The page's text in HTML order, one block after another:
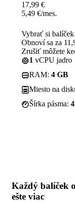
17,99 €
5,49 €/mes.
Vybrať si balíček
Obnoví sa za
Zrušiť môžete
1 vCPU jadro
RAM: 4 GB
Miesto na
Šírka pásma:
Každý balíček
ešte viac